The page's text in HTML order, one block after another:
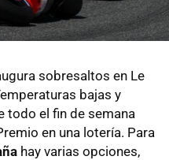
sobresaltos en Le
bajas y
todo el fin de semana
en una lotería. Para
hay varias opciones,